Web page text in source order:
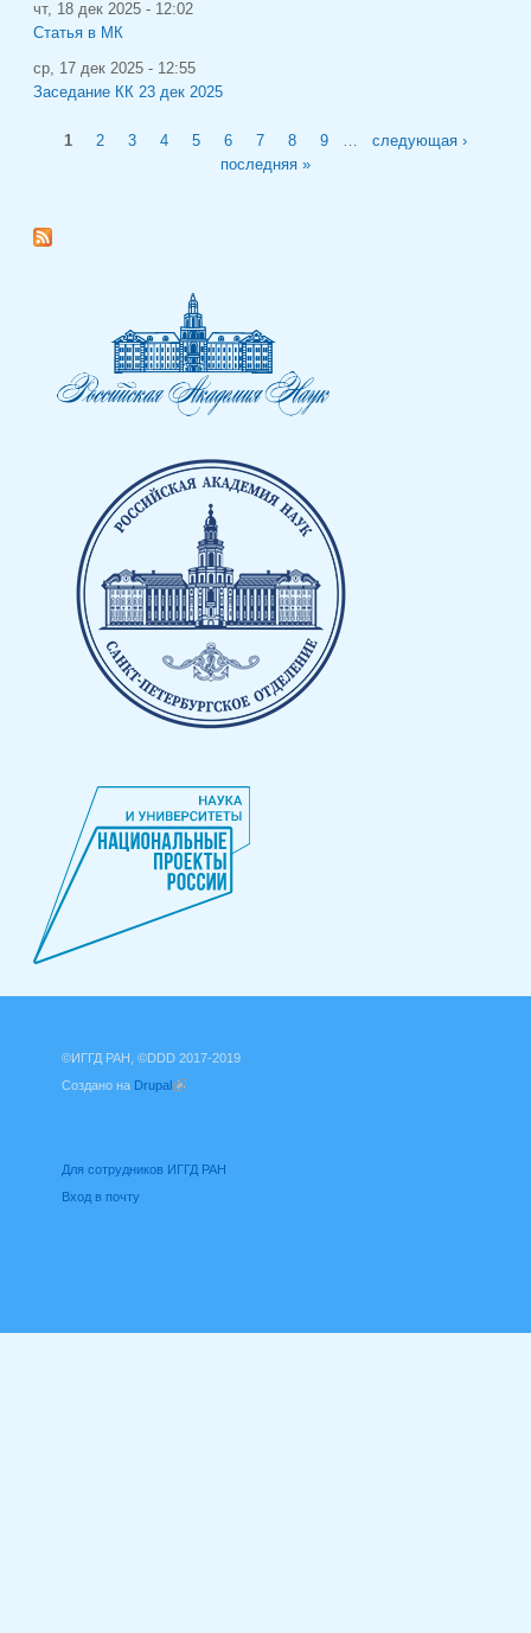
чт, 18 дек 2025 - 12:02
Статья в МК
ср, 17 дек 2025 - 12:55
Заседание КК 23 дек 2025
Страницы
1 2 3 4 5 6 7 8 9 …
следующая ›
последняя »
©ИГГД РАН, ©DDD 2017-2019
Создано на Drupal
Для сотрудников ИГГД РАН
Вход в почту